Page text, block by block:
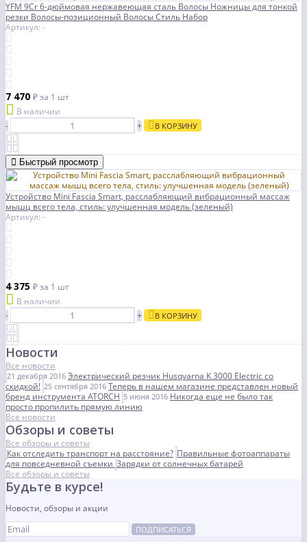
YFM 9Cr 6-дюймовая нержавеющая сталь Волосы Ножницы для тонкой
резки Волосы-позиционный Волосы Стиль Набор
Артикул: -
7 470 ₽за 1 шт
В наличии
-
+ В КОРЗИНУ
Быстрый просмотр
Устройство Mini Fascia Smart, расслабляющий вибрационный массаж
мышц всего тела, стиль: улучшенная модель (зеленый)
Артикул: -
4 375 ₽за 1 шт
В наличии
-
+ В КОРЗИНУ
Новости
Все новости
21 декабря 2016 Электрический резчик Husqvarna K 3000 Electric со
скидкой! 25 сентября 2016 Теперь в нашем магазине представлен новый
бренд инструмента ATORCH 5 июня 2016 Никогда еще не было так
просто пропилить прямую линию
Все новости
Обзоры и советы
Все обзоры и советы
Как отследить транспорт на расстояние? Правильные фотоаппараты
для повседневной съемки Зарядки от солнечных батарей
Все обзоры и советы
Будьте в курсе!
Новости, обзоры и акции
ПОДПИСАТЬСЯ